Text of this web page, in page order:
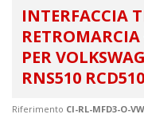
INTERFACCIA
PER
RNS510 RCD510
Riferimento CI-RL-MFD3-O-VW